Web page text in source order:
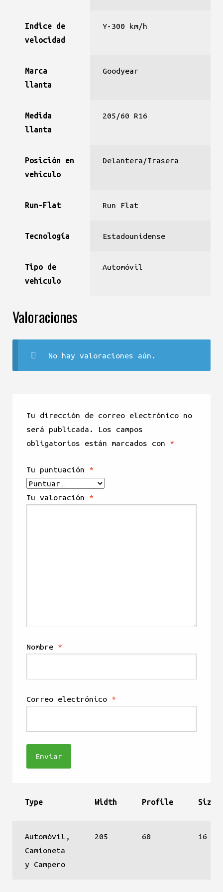
Indice de
velocidad
Y-300 km/h
Marca
llanta
Goodyear
Medida
llanta
205/60 R16
Posición en
vehículo
Delantera/Trasera
Run-Flat Run Flat
Tecnología Estadounidense
Tipo de
vehículo
Automóvil
Valoraciones
No hay valoraciones aún.
Tu dirección de correo electrónico no
será publicada.
Los campos
obligatorios están marcados con *
Tu puntuación *
Tu valoración *
Nombre *
Correo electrónico *
Type Width Profile Size
Automóvil,
Camioneta
y Campero
205 60 16